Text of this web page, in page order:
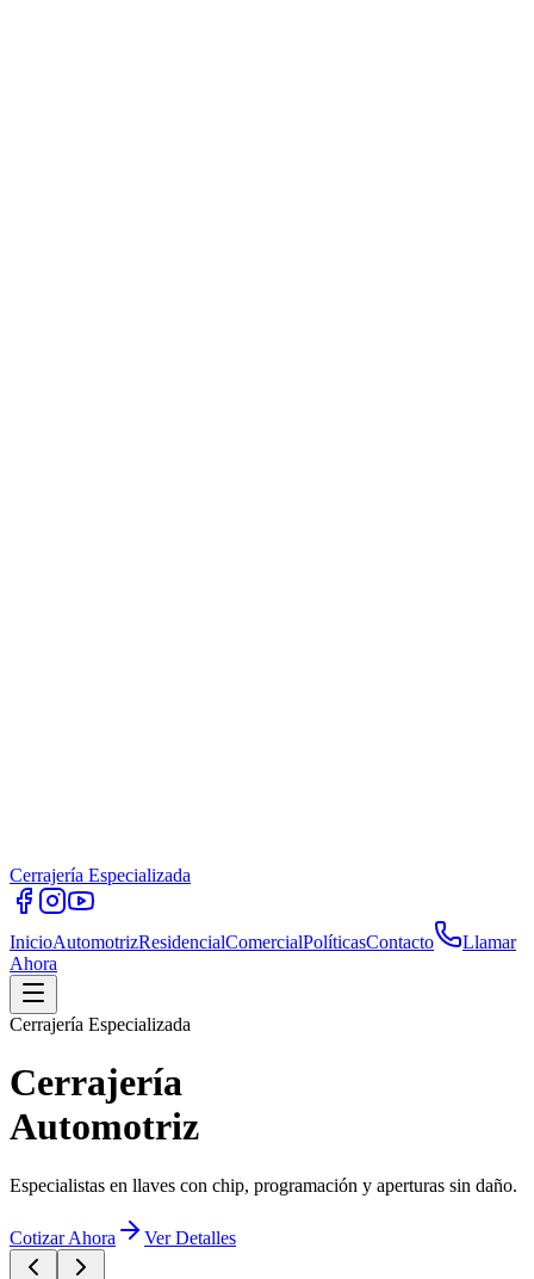
Cerrajería Especializada
InicioAutomotrizResidencialComercialPolíticasContacto
Llamar
Ahora